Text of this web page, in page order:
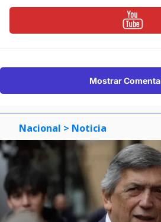
Mostrar
Nacional > Noticia